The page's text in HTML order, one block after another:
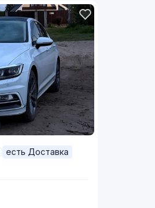
есть Доставка